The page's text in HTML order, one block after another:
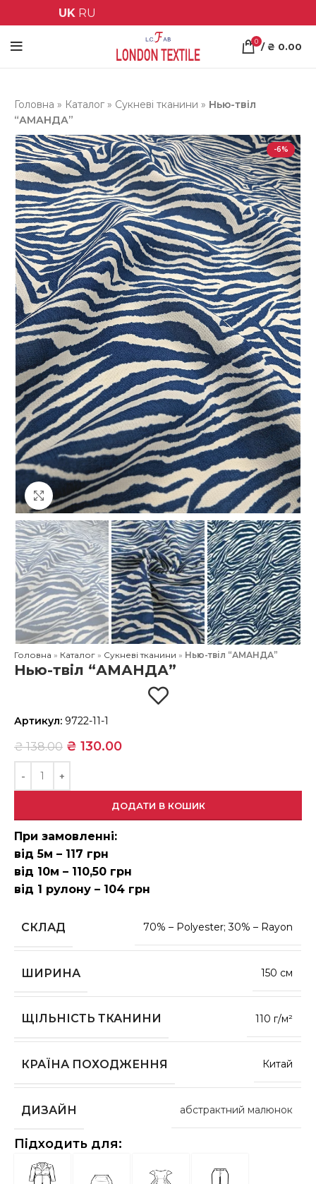
UK RU
0 / ₴ 0.00
Головна » Каталог » Сукневі тканини » Нью-твіл
“АМАНДА”
-6%
Клацніть, щоб збільшити
Головна » Каталог » Сукневі тканини » Нью-твіл “АМАНДА”
Нью-твіл “АМАНДА”
Артикул: 9722-11-1
₴138.00 ₴ 130.00
ДОДАТИ В КОШИК
При замовленні:
від 5м – 117 грн
від 10м – 110,50 грн
від 1 рулону – 104 грн
СКЛАД 70% – Polyester; 30% – Rayon
ШИРИНА 150 см
ЩІЛЬНІСТЬ ТКАНИНИ 110 г/м²
КРАЇНА ПОХОДЖЕННЯ Китай
ДИЗАЙН абстрактний малюнок
Підходить для: